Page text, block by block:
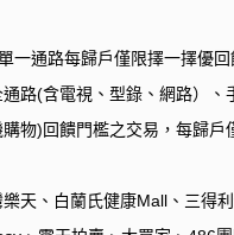
一通路每歸戶僅限擇一擇優
通路(含電視、型錄、網路）、
購物)回饋門檻之交易，每歸
天、白蘭氏健康Mall 、三得